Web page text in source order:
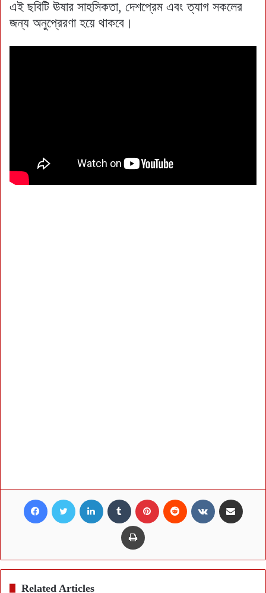
এই ছবিটি ঊষার সাহসিকতা, দেশপ্রেম এবং ত্যাগ সকলের
জন্য অনুপ্রেরণা হয়ে থাকবে।
Facebook Twitter LinkedIn Tumblr Pinterest Reddit VKontakte
Print
Related Articles